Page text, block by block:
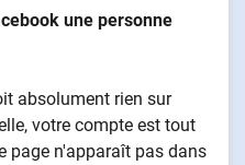
une personne
absolument rien sur
votre compte est tout
page n'apparaît pas dans